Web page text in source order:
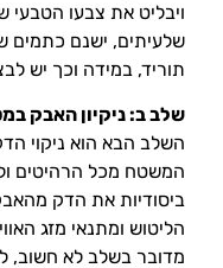
ויבליט את צבעו
שלעיתים, ישנם כתמים
תוריד, במידה וכך יש
שלב ב: ניקיון האבק
השלב הבא הוא ניקוי
המשטח מכל הרהיטים
ביסודיות את הדק
הליטוש ומתנאי מזג
מדובר בשלב לא חשוב,